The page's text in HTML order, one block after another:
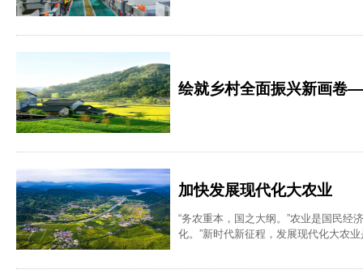
绘就乡村全面振兴新画卷
加快发展现代化大农业
“务农重本，国之大纲。”农业是国民经
化。”新时代新征程，发展现代化大农